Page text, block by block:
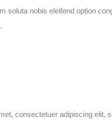
soluta nobis eleifend option
consectetuer adipiscing elit,